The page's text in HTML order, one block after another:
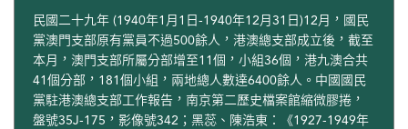
民國二十九年 (1940年1月1日-1940年12月31日)12月，國民
黨澳門支部原有黨員不過500餘人，港澳總支部成立後，截至
本月，澳門支部所屬分部增至11個，小組36個，港九澳合共
41個分部，181個小組，兩地總人數達6400餘人。中國國民
黨駐港澳總支部工作報告，南京第二歷史檔案館縮微膠捲，
盤號35J-175，影像號342；黑蕊、陳浩東：《1927-1949年